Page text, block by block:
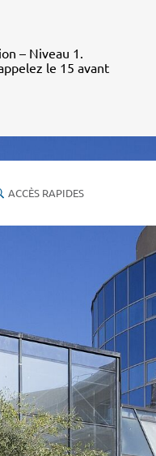
– Niveau 1.
le 15 avant
ACCÈS RAPIDES